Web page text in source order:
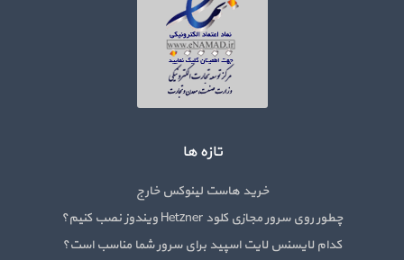
تازه ها
خرید هاست لینوکس خارج
چطور روی سرور مجازی کلود Hetzner ویندوز نصب کنیم؟
کدام لایسنس لایت اسپید برای سرور شما مناسب است؟